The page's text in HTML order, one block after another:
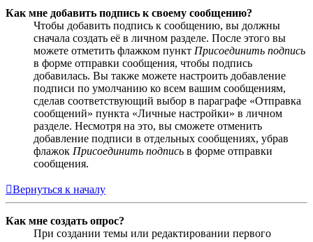
Как мне добавить подпись к своему сообщению?
Чтобы добавить подпись к сообщению, вы должны
сначала создать её в личном разделе. После этого вы
можете отметить флажком пункт Присоединить подпись
в форме отправки сообщения, чтобы подпись
добавилась. Вы также можете настроить добавление
подписи по умолчанию ко всем вашим сообщениям,
сделав соответствующий выбор в параграфе «Отправка
сообщений» пункта «Личные настройки» в личном
разделе. Несмотря на это, вы сможете отменить
добавление подписи в отдельных сообщениях, убрав
флажок Присоединить подпись в форме отправки
сообщения.
Вернуться к началу
Как мне создать опрос?
При создании темы или редактировании первого